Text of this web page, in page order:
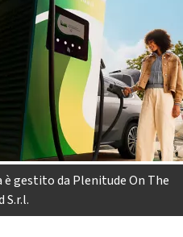
gestito da Plenitude On The
S.r.l.